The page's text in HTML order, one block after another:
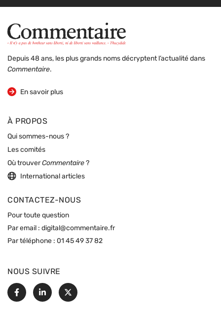
Depuis 48 ans, les plus grands noms décryptent l’actualité dans
Commentaire.
En savoir plus
sur la revue
À PROPOS
Qui sommes-nous ?
Les comités
Où trouverCommentaire ?
International articles
CONTACTEZ-NOUS
Pour toute question
Par email : digital@commentaire.fr
Par téléphone : 01 45 49 37 82
NOUS SUIVRE
FacebookLinkedin
X